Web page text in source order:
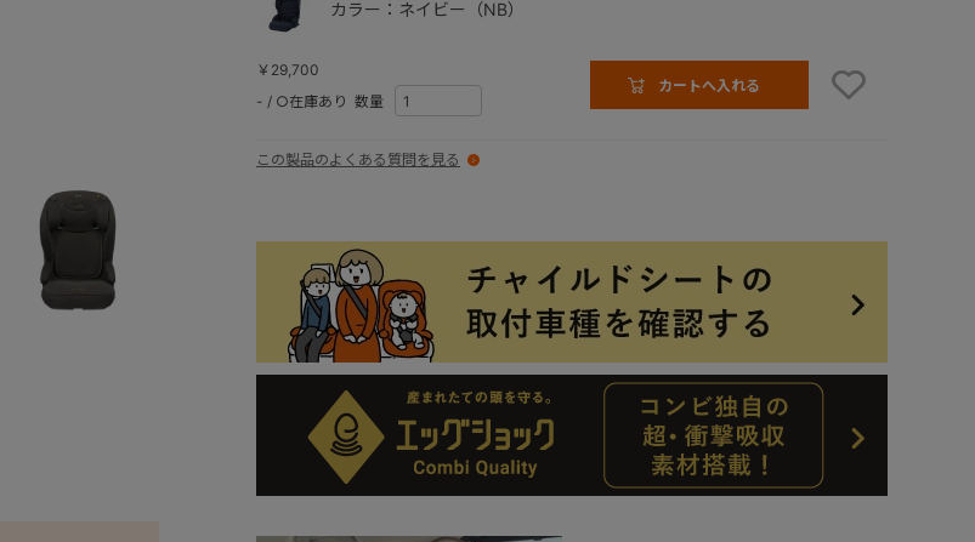
カラー：ネイビー（NB）
￥29,700
- / ○在庫あり 数量
カートへ入れる
この製品のよくある質問を見る